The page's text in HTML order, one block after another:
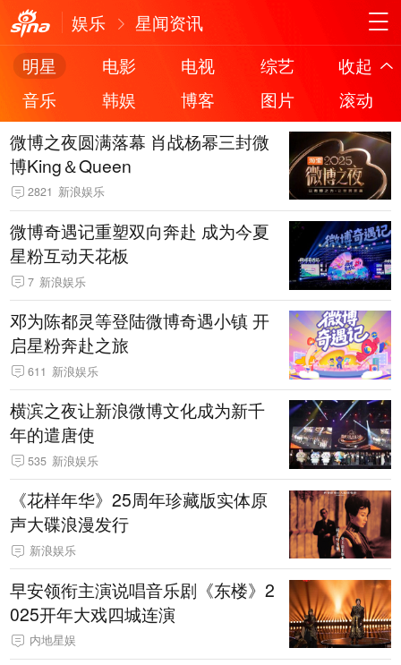
娱乐
星闻资讯
明星
电影 电视 综艺
收起
音乐
韩娱 博客 图片
滚动
微博之夜圆满落幕 肖战杨幂三封微
博King＆Queen
2821 新浪娱乐
微博奇遇记重塑双向奔赴 成为今夏
星粉互动天花板
7 新浪娱乐
邓为陈都灵等登陆微博奇遇小镇 开
启星粉奔赴之旅
611 新浪娱乐
横滨之夜让新浪微博文化成为新千
年的遣唐使
535 新浪娱乐
《花样年华》25周年珍藏版实体原
声大碟浪漫发行
新浪娱乐
早安领衔主演说唱音乐剧《东楼》2
025开年大戏四城连演
内地星娱